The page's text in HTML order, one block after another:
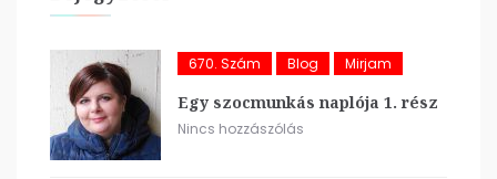
670. Szám Blog Mirjam
Egy szocmunkás naplója 1. rész
Nincs hozzászólás